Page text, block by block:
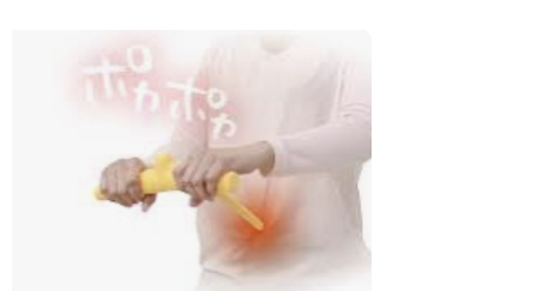
2024年9月
2024年6月